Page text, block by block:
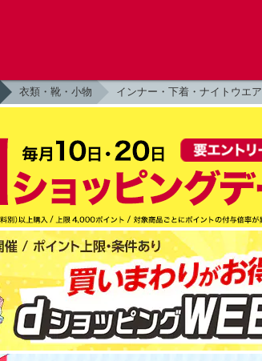
衣類・靴・小物 インナー・下着・ナイトウエア